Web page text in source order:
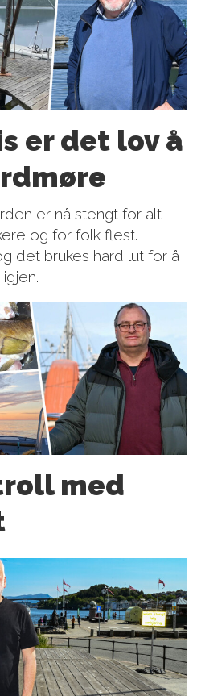
er det lov å
er nå stengt for alt
og for folk flest.
det brukes hard lut for å
med